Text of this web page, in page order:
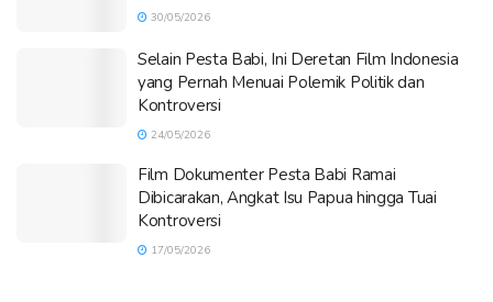
30/05/2026
Selain Pesta Babi, Ini Deretan Film Indonesia
yang Pernah Menuai Polemik Politik dan
Kontroversi
24/05/2026
Film Dokumenter Pesta Babi Ramai
Dibicarakan, Angkat Isu Papua hingga Tuai
Kontroversi
17/05/2026